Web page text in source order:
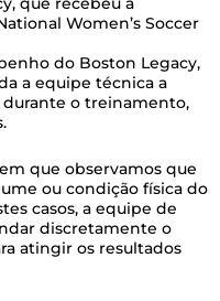
Women’s Soccer
do Boston Legacy,
a equipe técnica a
durante o treinamento,
que observamos que
ou condição física do
casos, a equipe de
discretamente o
atingir os resultados